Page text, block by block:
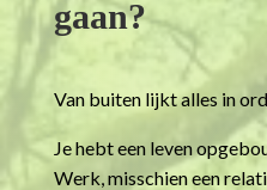
gaan?
Van buiten lijkt alles in
Je hebt een leven
Werk, misschien een